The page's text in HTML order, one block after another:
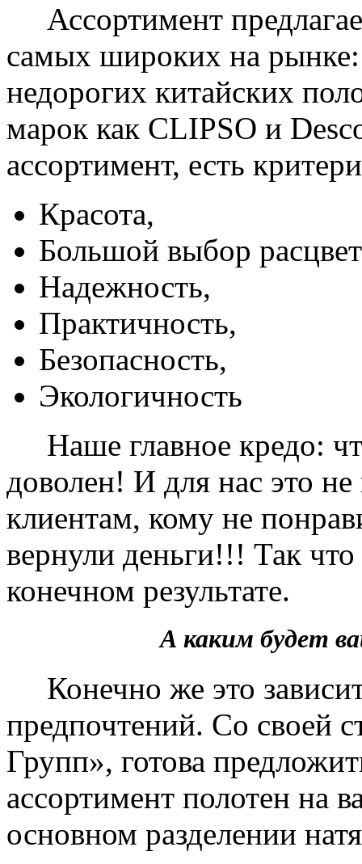
Ассортимент
самых широких на
недорогих китайских
марок как CLIPSO и
ассортимент, есть
Красота,
Большой выбор
Надежность,
Практичность,
Безопасность,
Экологичность
Наше главное кредо:
доволен! И для нас это
клиентам, кому не
вернули деньги!!! Так
конечном результате.
А каким будет
Конечно же это
предпочтений. Со своей
Групп», готова
ассортимент полотен на
основном разделении